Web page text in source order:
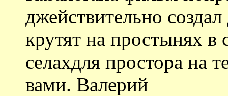
джействительно
крутят на простынях в
селахдля простора на
вами. Валерий